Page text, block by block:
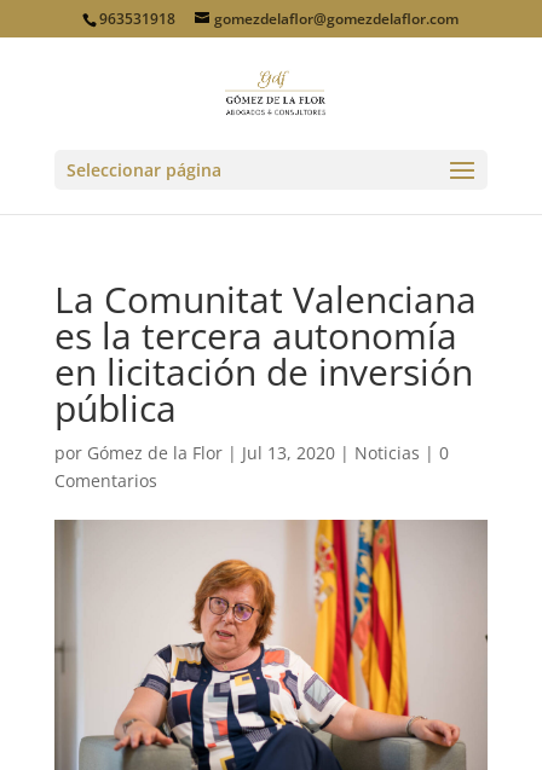
963531918 gomezdelaflor@gomezdelaflor.com
Seleccionar página
La Comunitat Valenciana
es la tercera autonomía
en licitación de inversión
pública
por Gómez de la Flor| Jul 13, 2020| Noticias | 0
Comentarios